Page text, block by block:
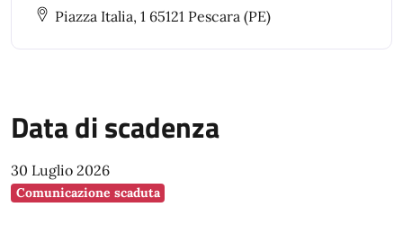
Piazza Italia, 1 65121 Pescara (PE)
Data di scadenza
30 Luglio 2026
Comunicazione scaduta